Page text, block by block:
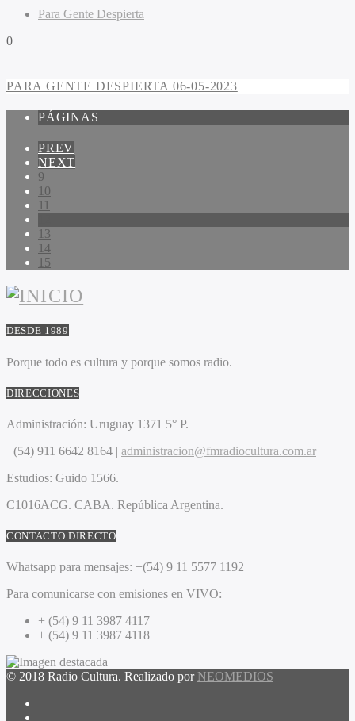
Para Gente Despierta
0
PARA GENTE DESPIERTA 06-05-2023
PÁGINAS
PREV
NEXT
9
10
11
13
14
15
DESDE 1989
Porque todo es cultura y porque somos radio.
DIRECCIONES
Administración: Uruguay 1371 5° P.
+(54) 911 6642 8164 | administracion@fmradiocultura.com.ar
Estudios: Guido 1566.
C1016ACG. CABA. República Argentina.
CONTACTO DIRECTO
Whatsapp para mensajes: +(54) 9 11 5577 1192
Para comunicarse con emisiones en VIVO:
+ (54) 9 11 3987 4117
+ (54) 9 11 3987 4118
© 2018 Radio Cultura. Realizado por NEOMEDIOS